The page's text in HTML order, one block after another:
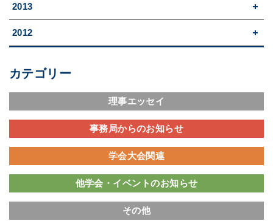
2013
2012
カテゴリー
理事エッセイ
事務局からのお知らせ
学会大会関連
他学会・イベントのお知らせ
その他